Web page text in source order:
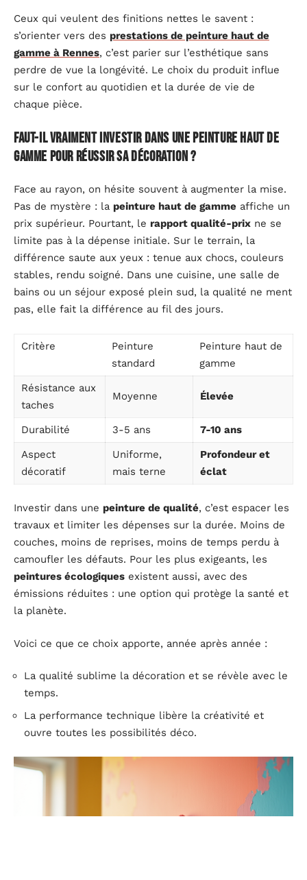
Ceux qui veulent des finitions nettes le savent :
s’orienter vers des prestations de peinture haut de
gamme à Rennes, c’est parier sur l’esthétique sans
perdre de vue la longévité. Le choix du produit influe
sur le confort au quotidien et la durée de vie de
chaque pièce.
Faut-il vraiment investir dans une peinture haut de
gamme pour réussir sa décoration ?
Face au rayon, on hésite souvent à augmenter la mise.
Pas de mystère : la peinture haut de gamme affiche un
prix supérieur. Pourtant, le rapport qualité-prix ne se
limite pas à la dépense initiale. Sur le terrain, la
différence saute aux yeux : tenue aux chocs, couleurs
stables, rendu soigné. Dans une cuisine, une salle de
bains ou un séjour exposé plein sud, la qualité ne ment
pas, elle fait la différence au fil des jours.
Critère
Peinture
standard
Peinture haut de
gamme
Résistance aux
taches
Moyenne Élevée
Durabilité 3-5 ans
7-10 ans
Aspect
décoratif
Uniforme,
mais terne
Profondeur et
éclat
Investir dans une peinture de qualité, c’est espacer les
travaux et limiter les dépenses sur la durée. Moins de
couches, moins de reprises, moins de temps perdu à
camoufler les défauts. Pour les plus exigeants, les
peintures écologiques existent aussi, avec des
émissions réduites : une option qui protège la santé et
la planète.
Voici ce que ce choix apporte, année après année :
La qualité sublime la décoration et se révèle avec le
temps.
La performance technique libère la créativité et
ouvre toutes les possibilités déco.